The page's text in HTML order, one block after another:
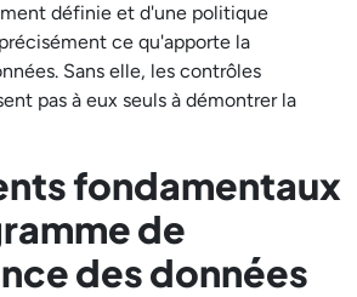
définie et d'une politique
ce qu'apporte la
Sans elle, les contrôles
pas à eux seuls à démontrer la
fondamentaux
de
des données